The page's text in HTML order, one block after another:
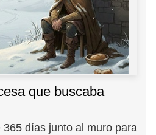
que buscaba
365 días junto al muro para